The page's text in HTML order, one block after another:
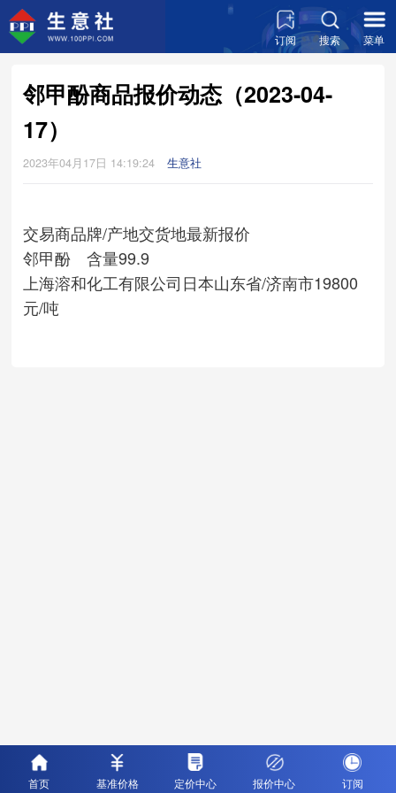
订阅 搜索 菜单
邻甲酚商品报价动态（2023-04-
17）
2023年04月17日 14:19:24 生意社
交易商品牌/产地交货地最新报价
邻甲酚 含量99.9
上海溶和化工有限公司日本山东省/济南市19800
元/吨
首页 基准价格 定价中心 报价中心 订阅